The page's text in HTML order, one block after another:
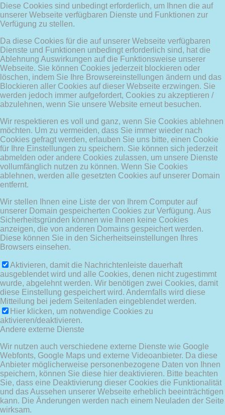
Diese Cookies sind unbedingt erforderlich, um Ihnen die auf
unserer Webseite verfügbaren Dienste und Funktionen zur
Verfügung zu stellen.
Da diese Cookies für die auf unserer Webseite verfügbaren
Dienste und Funktionen unbedingt erforderlich sind, hat die
Ablehnung Auswirkungen auf die Funktionsweise unserer
Webseite. Sie können Cookies jederzeit blockieren oder
löschen, indem Sie Ihre Browsereinstellungen ändern und das
Blockieren aller Cookies auf dieser Webseite erzwingen. Sie
werden jedoch immer aufgefordert, Cookies zu akzeptieren /
abzulehnen, wenn Sie unsere Website erneut besuchen.
Wir respektieren es voll und ganz, wenn Sie Cookies ablehnen
möchten. Um zu vermeiden, dass Sie immer wieder nach
Cookies gefragt werden, erlauben Sie uns bitte, einen Cookie
für Ihre Einstellungen zu speichern. Sie können sich jederzeit
abmelden oder andere Cookies zulassen, um unsere Dienste
vollumfänglich nutzen zu können. Wenn Sie Cookies
ablehnen, werden alle gesetzten Cookies auf unserer Domain
entfernt.
Wir stellen Ihnen eine Liste der von Ihrem Computer auf
unserer Domain gespeicherten Cookies zur Verfügung. Aus
Sicherheitsgründen können wie Ihnen keine Cookies
anzeigen, die von anderen Domains gespeichert werden.
Diese können Sie in den Sicherheitseinstellungen Ihres
Browsers einsehen.
Aktivieren, damit die Nachrichtenleiste dauerhaft
ausgeblendet wird und alle Cookies, denen nicht zugestimmt
wurde, abgelehnt werden. Wir benötigen zwei Cookies, damit
diese Einstellung gespeichert wird. Andernfalls wird diese
Mitteilung bei jedem Seitenladen eingeblendet werden.
Hier klicken, um notwendige Cookies zu
aktivieren/deaktivieren.
Andere externe Dienste
Wir nutzen auch verschiedene externe Dienste wie Google
Webfonts, Google Maps und externe Videoanbieter. Da diese
Anbieter möglicherweise personenbezogene Daten von Ihnen
speichern, können Sie diese hier deaktivieren. Bitte beachten
Sie, dass eine Deaktivierung dieser Cookies die Funktionalität
und das Aussehen unserer Webseite erheblich beeinträchtigen
kann. Die Änderungen werden nach einem Neuladen der Seite
wirksam.